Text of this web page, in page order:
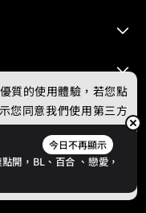
Co., Ltd.
今日不再顯示
開，BL、 百合 、戀愛，
質的使用體驗，若您點
您同意我們使用第三方
。